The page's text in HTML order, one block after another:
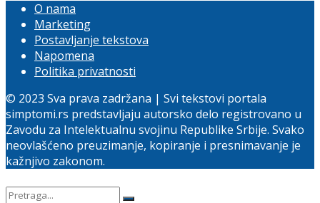
O nama
Marketing
Postavljanje tekstova
Napomena
Politika privatnosti
© 2023 Sva prava zadržana | Svi tekstovi portala
simptomi.rs predstavljaju autorsko delo registrovano u
Zavodu za Intelektualnu svojinu Republike Srbije. Svako
neovlašćeno preuzimanje, kopiranje i presnimavanje je
kažnjivo zakonom.